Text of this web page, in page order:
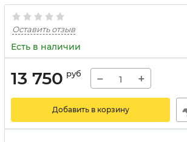
Оставить отзыв
Есть в наличии
13 750 руб − +
Добавить в корзину